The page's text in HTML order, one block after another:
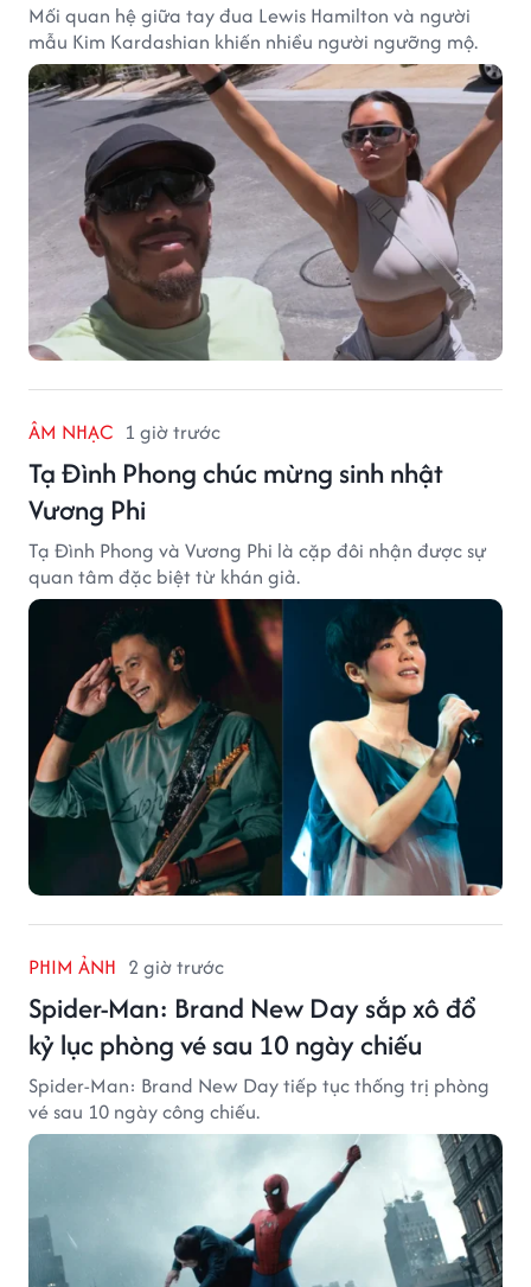
Mối quan hệ giữa tay đua Lewis Hamilton và người
mẫu Kim Kardashian khiến nhiều người ngưỡng mộ.
ÂM NHẠC 1 giờ trước
Tạ Đình Phong chúc mừng sinh nhật
Vương Phi
Tạ Đình Phong và Vương Phi là cặp đôi nhận được sự
quan tâm đặc biệt từ khán giả.
PHIM ẢNH 2 giờ trước
Spider-Man: Brand New Day sắp xô đổ
kỷ lục phòng vé sau 10 ngày chiếu
Spider-Man: Brand New Day tiếp tục thống trị phòng
vé sau 10 ngày công chiếu.